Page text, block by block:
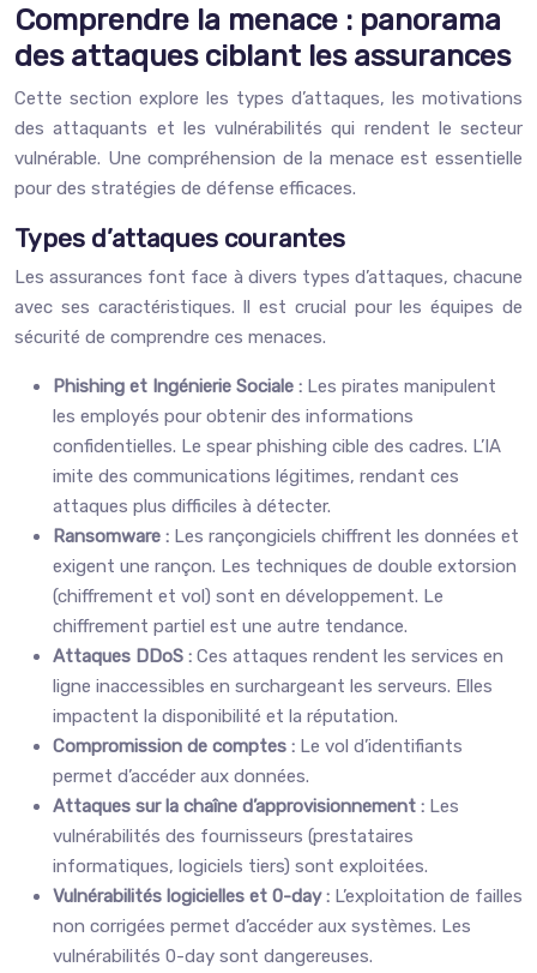
Comprendre la menace : panorama
des attaques ciblant les assurances
Cette section explore les types d’attaques, les motivations
des attaquants et les vulnérabilités qui rendent le secteur
vulnérable. Une compréhension de la menace est essentielle
pour des stratégies de défense efficaces.
Types d’attaques courantes
Les assurances font face à divers types d’attaques, chacune
avec ses caractéristiques. Il est crucial pour les équipes de
sécurité de comprendre ces menaces.
Phishing et Ingénierie Sociale : Les pirates manipulent
les employés pour obtenir des informations
confidentielles. Le spear phishing cible des cadres. L’IA
imite des communications légitimes, rendant ces
attaques plus difficiles à détecter.
Ransomware : Les rançongiciels chiffrent les données et
exigent une rançon. Les techniques de double extorsion
(chiffrement et vol) sont en développement. Le
chiffrement partiel est une autre tendance.
Attaques DDoS : Ces attaques rendent les services en
ligne inaccessibles en surchargeant les serveurs. Elles
impactent la disponibilité et la réputation.
Compromission de comptes : Le vol d’identifiants
permet d’accéder aux données.
Attaques sur la chaîne d’approvisionnement : Les
vulnérabilités des fournisseurs (prestataires
informatiques, logiciels tiers) sont exploitées.
Vulnérabilités logicielles et 0-day : L’exploitation de failles
non corrigées permet d’accéder aux systèmes. Les
vulnérabilités 0-day sont dangereuses.